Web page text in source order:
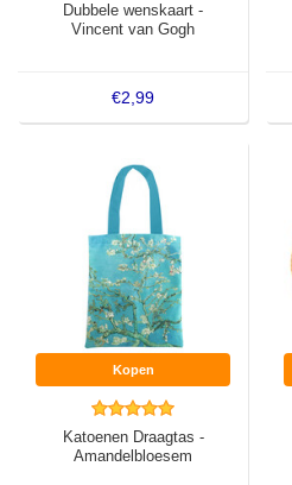
Dubbele wenskaart -
Vincent van Gogh
€2,99
Kopen
Katoenen Draagtas -
Amandelbloesem